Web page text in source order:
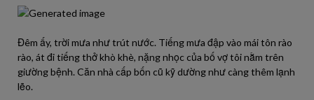
Đêm ấy, trời mưa như trút nước. Tiếng mưa đập vào mái tôn rào
rào, át đi tiếng thở khò khè, nặng nhọc của bố vợ tôi nằm trên
giường bệnh. Căn nhà cấp bốn cũ kỹ dường như càng thêm lạnh
lẽo.